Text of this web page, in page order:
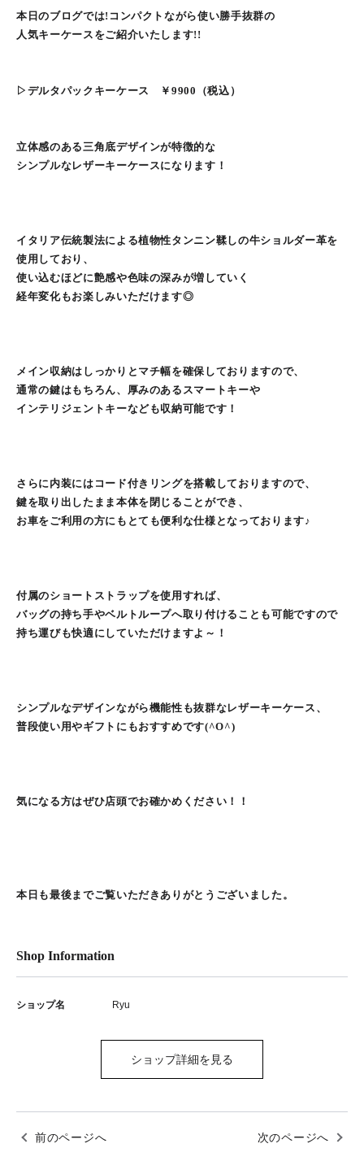
本日のブログでは!コンパクトながら使い勝手抜群の
人気キーケースをご紹介いたします!!
▷デルタパックキーケース ￥9900（税込）
立体感のある三角底デザインが特徴的な
シンプルなレザーキーケースになります！
イタリア伝統製法による植物性タンニン鞣しの牛ショルダー革を
使用しており、
使い込むほどに艶感や色味の深みが増していく
経年変化もお楽しみいただけます◎
メイン収納はしっかりとマチ幅を確保しておりますので、
通常の鍵はもちろん、厚みのあるスマートキーや
インテリジェントキーなども収納可能です！
さらに内装にはコード付きリングを搭載しておりますので、
鍵を取り出したまま本体を閉じることができ、
お車をご利用の方にもとても便利な仕様となっております♪
付属のショートストラップを使用すれば、
バッグの持ち手やベルトループへ取り付けることも可能ですので
持ち運びも快適にしていただけますよ～！
シンプルなデザインながら機能性も抜群なレザーキーケース、
普段使い用やギフトにもおすすめです(^O^)
気になる方はぜひ店頭でお確かめください！！
本日も最後までご覧いただきありがとうございました。
Shop Information
ショップ名 Ryu
ショップ詳細を見る
前のページへ 次のページへ